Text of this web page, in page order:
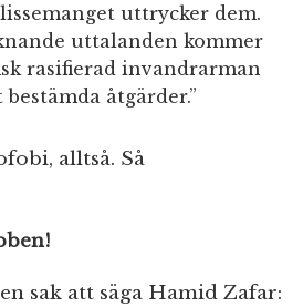
uttrycker dem.
uttalanden kommer
rasifierad invandrarman
åtgärder.”
alltså. Så
sak att säga Hamid Zafar: